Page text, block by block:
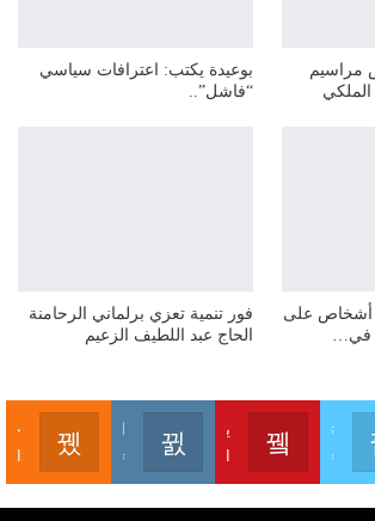
مراسيم
بوعيدة يكتب: اعترافات سياسي
“فاشل”..
أشخاص على
في…
فور تنمية تعزي برلماني الرحامنة
الحاج عبد اللطيف الزعيم